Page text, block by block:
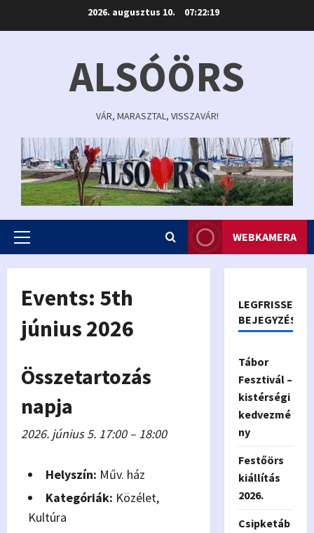
2026. augusztus 10. 07:22:19
ALSÓÖRS
VÁR, MARASZTAL, VISSZAVÁR!
Primary
WEBKAMERA
Events: 5th
június 2026
Összetartozás
napja
2026. június 5. 17:00– 18:00
Helyszín: Műv. ház
Kategóriák: Közélet,
Kultúra
LEGFRISSEBB
BEJEGYZÉSEK
Tábor
Fesztivál –
kistérségi
kedvezmé
ny
Festőörs
kiállítás
2026.
Csipketáb